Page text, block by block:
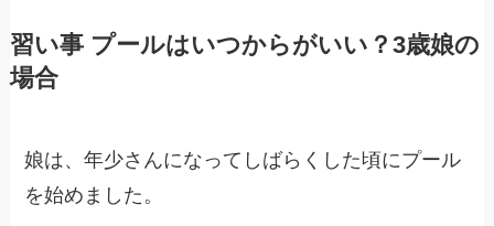
習い事 プールはいつからがいい？3歳娘の
場合
娘は、年少さんになってしばらくした頃にプール
を始めました。